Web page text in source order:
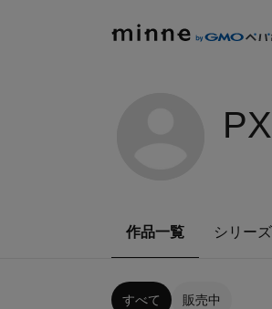
作品一覧 シリーズ
すべて 販売中